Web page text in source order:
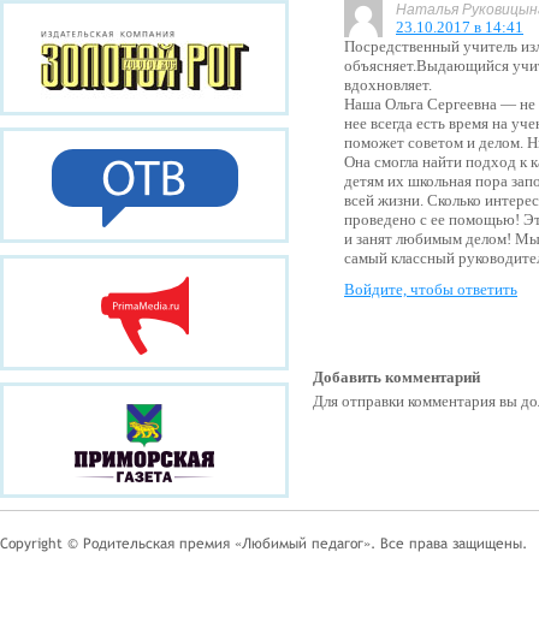
Наталья
23.10.2017 в 14:41
Посредственный учитель
объясняет.Выдающийся
вдохновляет.
Наша Ольга Сергеевна — не
нее всегда есть время на
поможет советом и делом.
Она смогла найти подход к
детям их школьная пора
всей жизни. Сколько
проведено с ее помощью!
и занят любимым делом!
самый классный
Войдите, чтобы ответить
Добавить комментарий
Для отправки комментария вы
Copyright © Родительская премия «Любимый педагог». Все права защищены.